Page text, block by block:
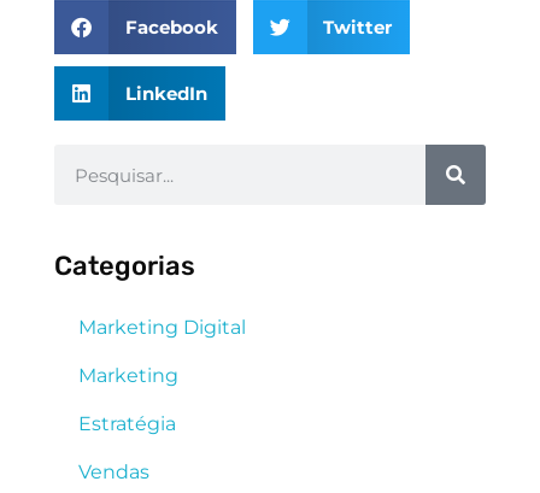
Facebook Twitter
LinkedIn
Categorias
Marketing Digital
Marketing
Estratégia
Vendas